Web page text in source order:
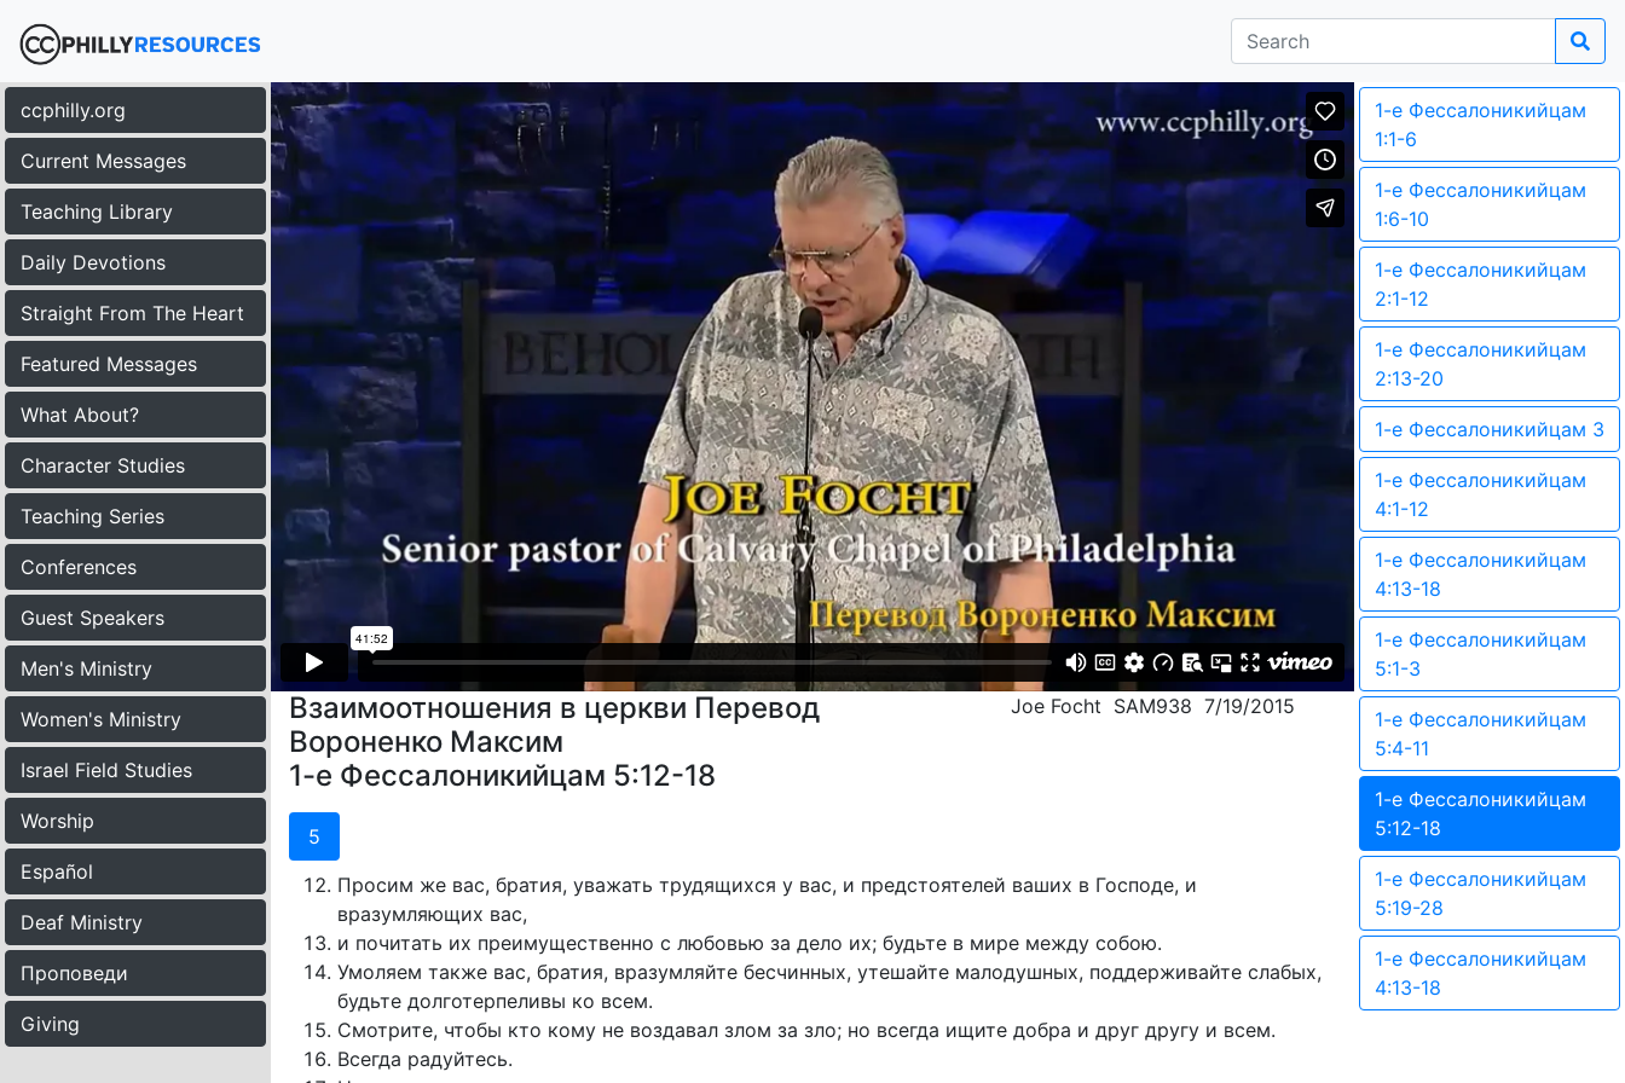
ccphilly.org
Current Messages
Teaching Library
Daily Devotions
Straight From The Heart
Featured Messages
What About?
Character Studies
Teaching Series
Conferences
Guest Speakers
Men's Ministry
Women's Ministry
Israel Field Studies
Worship
Español
Deaf Ministry
Проповеди
Giving
Взаимоотношения в церкви Перевод
Вороненко Максим
1-е Фессалоникийцам 5:12-18
Joe Focht SAM938 7/19/2015
5
Просим же вас, братия, уважать трудящихся у вас, и предстоятелей ваших в Господе, и
вразумляющих вас,
и почитать их преимущественно с любовью за дело их; будьте в мире между собою.
Умоляем также вас, братия, вразумляйте бесчинных, утешайте малодушных, поддерживайте слабых,
будьте долготерпеливы ко всем.
Смотрите, чтобы кто кому не воздавал злом за зло; но всегда ищите добра и друг другу и всем.
Всегда радуйтесь.
1-е Фессалоникийцам
1:1-6
1-е Фессалоникийцам
1:6-10
1-е Фессалоникийцам
2:1-12
1-е Фессалоникийцам
2:13-20
1-е Фессалоникийцам 3
1-е Фессалоникийцам
4:1-12
1-е Фессалоникийцам
4:13-18
1-е Фессалоникийцам
5:1-3
1-е Фессалоникийцам
5:4-11
1-е Фессалоникийцам
5:12-18
1-е Фессалоникийцам
5:19-28
1-е Фессалоникийцам
4:13-18